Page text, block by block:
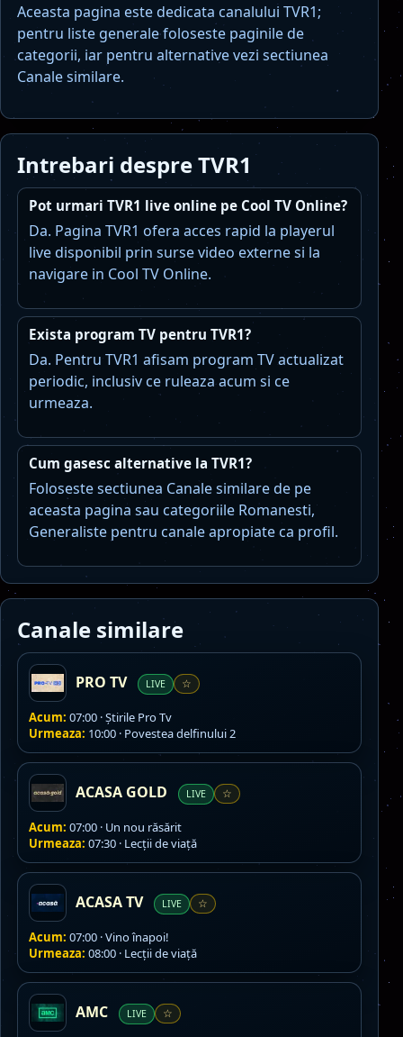
Aceasta pagina este dedicata canalului TVR1;
pentru liste generale foloseste paginile de
categorii, iar pentru alternative vezi sectiunea
Canale similare.
Intrebari despre TVR1
Pot urmari TVR1 live online pe Cool TV Online?
Da. Pagina TVR1 ofera acces rapid la playerul
live disponibil prin surse video externe si la
navigare in Cool TV Online.
Exista program TV pentru TVR1?
Da. Pentru TVR1 afisam program TV actualizat
periodic, inclusiv ce ruleaza acum si ce
urmeaza.
Cum gasesc alternative la TVR1?
Foloseste sectiunea Canale similare de pe
aceasta pagina sau categoriile Romanesti,
Generaliste pentru canale apropiate ca profil.
Canale similare
PRO TV LIVE ☆
Acum: 07:00 · Ştirile Pro Tv
Urmeaza: 10:00 · Povestea delfinului 2
ACASA GOLD LIVE ☆
Acum: 07:00 · Un nou răsărit
Urmeaza: 07:30 · Lecţii de viaţă
ACASA TV LIVE ☆
Acum: 07:00 · Vino înapoi!
Urmeaza: 08:00 · Lecţii de viaţă
AMC LIVE ☆